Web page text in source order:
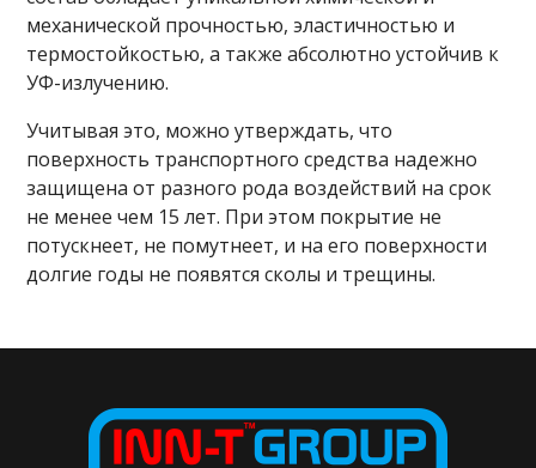
механической прочностью, эластичностью и
термостойкостью, а также абсолютно устойчив к
УФ-излучению.
Учитывая это, можно утверждать, что
поверхность транспортного средства надежно
защищена от разного рода воздействий на срок
не менее чем 15 лет. При этом покрытие не
потускнеет, не помутнеет, и на его поверхности
долгие годы не появятся сколы и трещины.